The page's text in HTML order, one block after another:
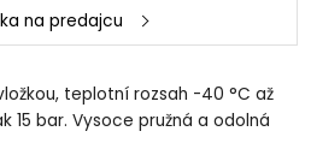
na predajcu
teplotní rozsah -40 °C až
15 bar. Vysoce pružná a odolná